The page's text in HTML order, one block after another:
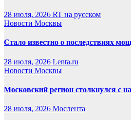
28 июля, 2026 RT на русском
Новости Москвы
Стало известно о последствиях
28 июля, 2026 Lenta.ru
Новости Москвы
Московский регион столкнулся с
28 июля, 2026 Мослента